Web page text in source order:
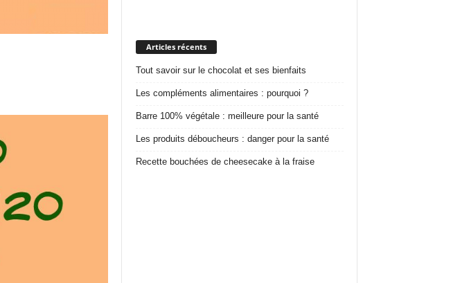
Articles récents
Tout savoir sur le chocolat et ses bienfaits
Les compléments alimentaires : pourquoi ?
Barre 100% végétale : meilleure pour la santé
Les produits déboucheurs : danger pour la santé
Recette bouchées de cheesecake à la fraise